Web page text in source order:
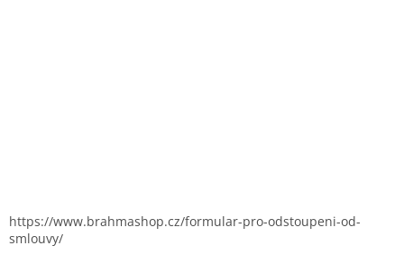
https://www.brahmashop.cz/formular-pro-odstoupeni-od-
smlouvy/